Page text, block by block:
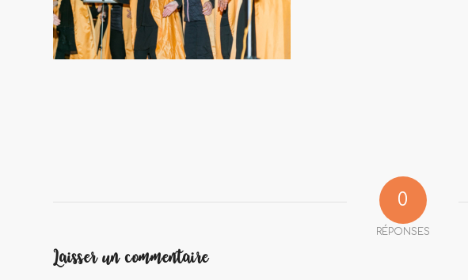
0
RÉPONSES
Laisser un commentaire